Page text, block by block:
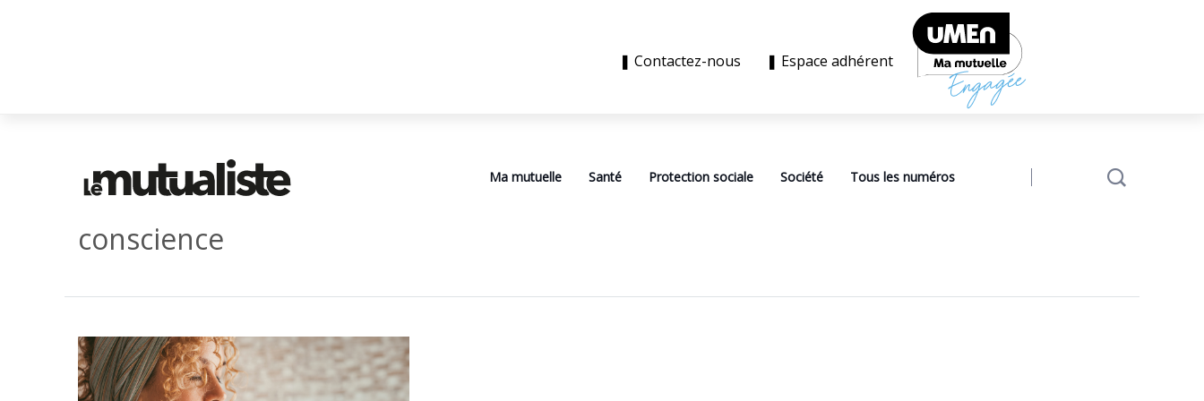
❚ Contactez-nous ❚ Espace adhérent
Ma mutuelle Santé Protection sociale Société Tous les numéros
conscience